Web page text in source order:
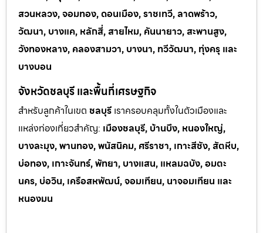
สวนหลวง, จอมทอง, ดอนเมือง, ราชเทวี, ลาดพร้าว,
วัฒนา, บางแค, หลักสี่, สายไหม, คันนายาว, สะพานสูง,
วังทองหลาง, คลองสามวา, บางนา, ทวีวัฒนา, ทุ่งครุ และ
บางบอน
จังหวัดชลบุรี และพื้นที่เศรษฐกิจ
สำหรับลูกค้าในเขต ชลบุรี เราครอบคลุมทั้งในตัวเมืองและ
แหล่งท่องเที่ยวสำคัญ: เมืองชลบุรี, บ้านบึง, หนองใหญ่,
บางละมุง, พานทอง, พนัสนิคม, ศรีราชา, เกาะสีชัง, สัตหีบ,
บ่อทอง, เกาะจันทร์, พัทยา, บางแสน, แหลมฉบัง, อมตะ
นคร, บ่อวิน, เครือสหพัฒน์, จอมเทียน, นาจอมเทียน และ
หนองมน